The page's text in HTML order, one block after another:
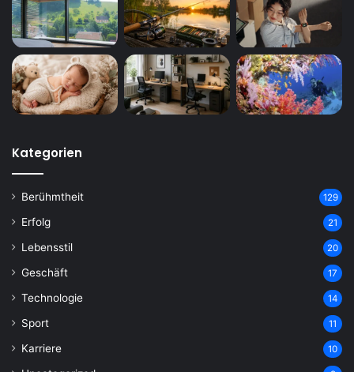
Kategorien
Berühmtheit 129
Erfolg 21
Lebensstil 20
Geschäft 17
Technologie 14
Sport 11
Karriere 10